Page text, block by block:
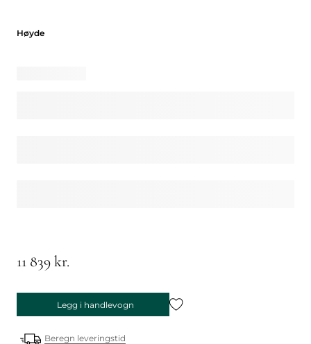
Høyde
11 839 kr.
Legg i handlevogn
Beregn leveringstid